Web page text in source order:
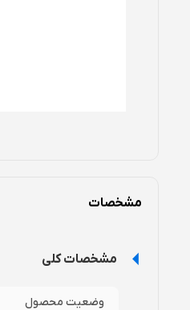
مشخصات
مشخصات کلی
وضعیت محصول